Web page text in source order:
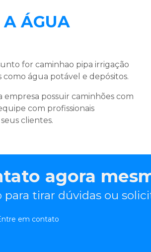
A ÁGUA
for caminhao pipa irrigação
como água potável e depósitos.
possuir caminhões com
com profissionais
clientes.
agora
tirar dúvidas ou
em contato